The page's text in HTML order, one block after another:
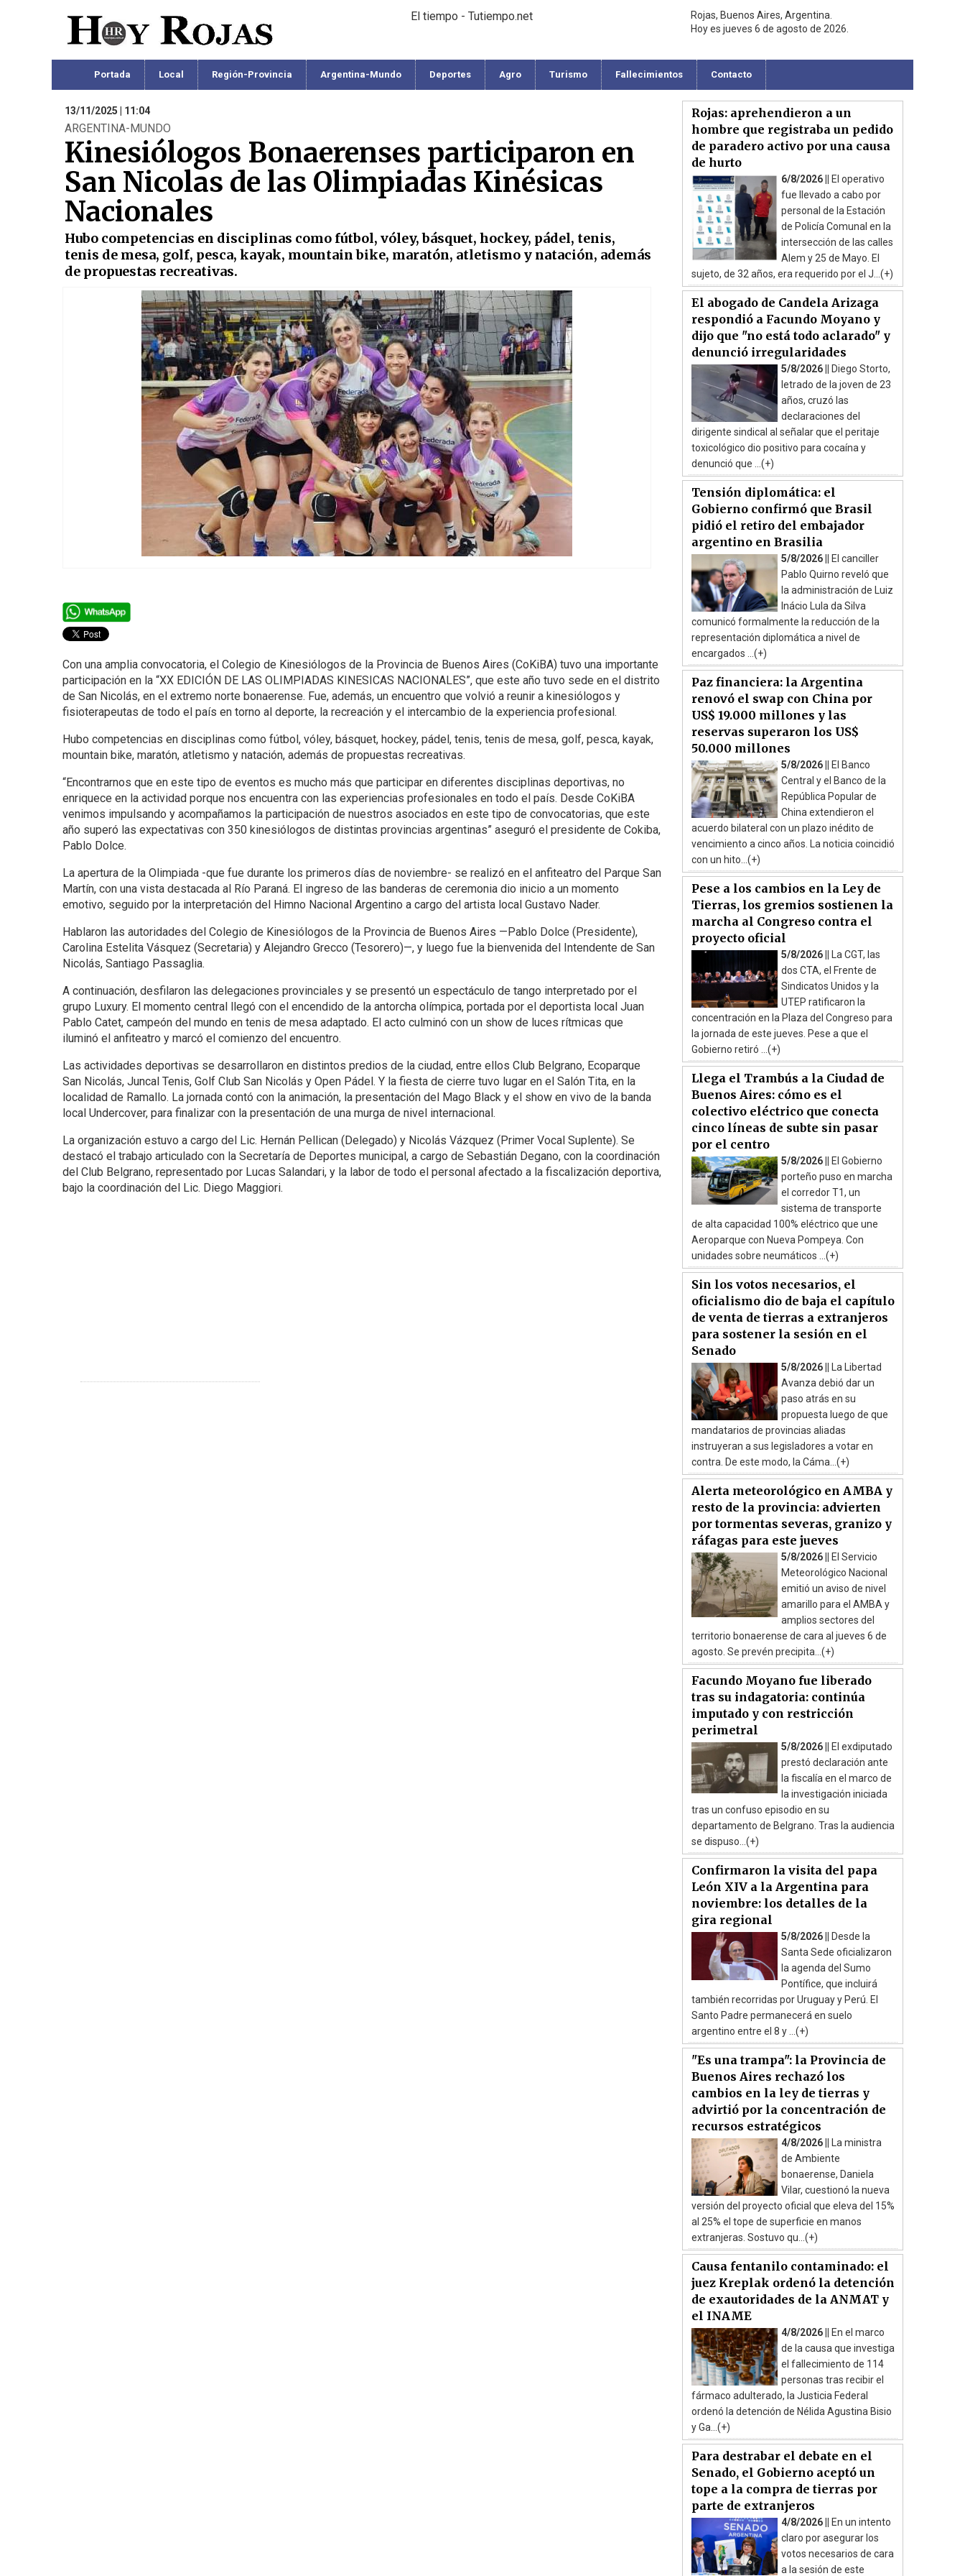
El tiempo - Tutiempo.net
Rojas, Buenos Aires, Argentina.
Hoy es jueves 6 de agosto de 2026.
Portada Local Región-Provincia Argentina-Mundo Deportes Agro Turismo Fallecimientos Contacto
13/11/2025 | 11:04
ARGENTINA-MUNDO
Kinesiólogos Bonaerenses participaron en
San Nicolas de las Olimpiadas Kinésicas
Nacionales
Hubo competencias en disciplinas como fútbol, vóley, básquet, hockey, pádel, tenis,
tenis de mesa, golf, pesca, kayak, mountain bike, maratón, atletismo y natación, además
de propuestas recreativas.
Con una amplia convocatoria, el Colegio de Kinesiólogos de la Provincia de Buenos Aires (CoKiBA) tuvo una importante
participación en la “XX EDICIÓN DE LAS OLIMPIADAS KINESICAS NACIONALES”, que este año tuvo sede en el distrito
de San Nicolás, en el extremo norte bonaerense. Fue, además, un encuentro que volvió a reunir a kinesiólogos y
fisioterapeutas de todo el país en torno al deporte, la recreación y el intercambio de la experiencia profesional.
Hubo competencias en disciplinas como fútbol, vóley, básquet, hockey, pádel, tenis, tenis de mesa, golf, pesca, kayak,
mountain bike, maratón, atletismo y natación, además de propuestas recreativas.
“Encontrarnos que en este tipo de eventos es mucho más que participar en diferentes disciplinas deportivas, no
enriquece en la actividad porque nos encuentra con las experiencias profesionales en todo el país. Desde CoKiBA
venimos impulsando y acompañamos la participación de nuestros asociados en este tipo de convocatorias, que este
año superó las expectativas con 350 kinesiólogos de distintas provincias argentinas” aseguró el presidente de Cokiba,
Pablo Dolce.
La apertura de la Olimpiada -que fue durante los primeros días de noviembre- se realizó en el anfiteatro del Parque San
Martín, con una vista destacada al Río Paraná. El ingreso de las banderas de ceremonia dio inicio a un momento
emotivo, seguido por la interpretación del Himno Nacional Argentino a cargo del artista local Gustavo Nader.
Hablaron las autoridades del Colegio de Kinesiólogos de la Provincia de Buenos Aires —Pablo Dolce (Presidente),
Carolina Estelita Vásquez (Secretaria) y Alejandro Grecco (Tesorero)—, y luego fue la bienvenida del Intendente de San
Nicolás, Santiago Passaglia.
A continuación, desfilaron las delegaciones provinciales y se presentó un espectáculo de tango interpretado por el
grupo Luxury. El momento central llegó con el encendido de la antorcha olímpica, portada por el deportista local Juan
Pablo Catet, campeón del mundo en tenis de mesa adaptado. El acto culminó con un show de luces rítmicas que
iluminó el anfiteatro y marcó el comienzo del encuentro.
Las actividades deportivas se desarrollaron en distintos predios de la ciudad, entre ellos Club Belgrano, Ecoparque
San Nicolás, Juncal Tenis, Golf Club San Nicolás y Open Pádel. Y la fiesta de cierre tuvo lugar en el Salón Tita, en la
localidad de Ramallo. La jornada contó con la animación, la presentación del Mago Black y el show en vivo de la banda
local Undercover, para finalizar con la presentación de una murga de nivel internacional.
La organización estuvo a cargo del Lic. Hernán Pellican (Delegado) y Nicolás Vázquez (Primer Vocal Suplente). Se
destacó el trabajo articulado con la Secretaría de Deportes municipal, a cargo de Sebastián Degano, con la coordinación
del Club Belgrano, representado por Lucas Salandari, y la labor de todo el personal afectado a la fiscalización deportiva,
bajo la coordinación del Lic. Diego Maggiori.
Rojas: aprehendieron a un
hombre que registraba un pedido
de paradero activo por una causa
de hurto
6/8/2026 ||
El operativo
fue llevado a cabo por
personal de la Estación
de Policía Comunal en la
intersección de las calles
Alem y 25 de Mayo. El
sujeto, de 32 años, era requerido por el J...(+)
El abogado de Candela Arizaga
respondió a Facundo Moyano y
dijo que "no está todo aclarado" y
denunció irregularidades
5/8/2026 ||
Diego Storto,
letrado de la joven de 23
años, cruzó las
declaraciones del
dirigente sindical al señalar que el peritaje
toxicológico dio positivo para cocaína y
denunció que ...(+)
Tensión diplomática: el
Gobierno confirmó que Brasil
pidió el retiro del embajador
argentino en Brasilia
5/8/2026 ||
El canciller
Pablo Quirno reveló que
la administración de Luiz
Inácio Lula da Silva
comunicó formalmente la reducción de la
representación diplomática a nivel de
encargados ...(+)
Paz financiera: la Argentina
renovó el swap con China por
US$ 19.000 millones y las
reservas superaron los US$
50.000 millones
5/8/2026 ||
El Banco
Central y el Banco de la
República Popular de
China extendieron el
acuerdo bilateral con un plazo inédito de
vencimiento a cinco años. La noticia coincidió
con un hito...(+)
Pese a los cambios en la Ley de
Tierras, los gremios sostienen la
marcha al Congreso contra el
proyecto oficial
5/8/2026 ||
La CGT, las
dos CTA, el Frente de
Sindicatos Unidos y la
UTEP ratificaron la
concentración en la Plaza del Congreso para
la jornada de este jueves. Pese a que el
Gobierno retiró ...(+)
Llega el Trambús a la Ciudad de
Buenos Aires: cómo es el
colectivo eléctrico que conecta
cinco líneas de subte sin pasar
por el centro
5/8/2026 ||
El Gobierno
porteño puso en marcha
el corredor T1, un
sistema de transporte
de alta capacidad 100% eléctrico que une
Aeroparque con Nueva Pompeya. Con
unidades sobre neumáticos ...(+)
Sin los votos necesarios, el
oficialismo dio de baja el capítulo
de venta de tierras a extranjeros
para sostener la sesión en el
Senado
5/8/2026 ||
La Libertad
Avanza debió dar un
paso atrás en su
propuesta luego de que
mandatarios de provincias aliadas
instruyeran a sus legisladores a votar en
contra. De este modo, la Cáma...(+)
Alerta meteorológico en AMBA y
resto de la provincia: advierten
por tormentas severas, granizo y
ráfagas para este jueves
5/8/2026 ||
El Servicio
Meteorológico Nacional
emitió un aviso de nivel
amarillo para el AMBA y
amplios sectores del
territorio bonaerense de cara al jueves 6 de
agosto. Se prevén precipita...(+)
Facundo Moyano fue liberado
tras su indagatoria: continúa
imputado y con restricción
perimetral
5/8/2026 ||
El exdiputado
prestó declaración ante
la fiscalía en el marco de
la investigación iniciada
tras un confuso episodio en su
departamento de Belgrano. Tras la audiencia
se dispuso...(+)
Confirmaron la visita del papa
León XIV a la Argentina para
noviembre: los detalles de la
gira regional
5/8/2026 ||
Desde la
Santa Sede oficializaron
la agenda del Sumo
Pontífice, que incluirá
también recorridas por Uruguay y Perú. El
Santo Padre permanecerá en suelo
argentino entre el 8 y ...(+)
"Es una trampa": la Provincia de
Buenos Aires rechazó los
cambios en la ley de tierras y
advirtió por la concentración de
recursos estratégicos
4/8/2026 ||
La ministra
de Ambiente
bonaerense, Daniela
Vilar, cuestionó la nueva
versión del proyecto oficial que eleva del 15%
al 25% el tope de superficie en manos
extranjeras. Sostuvo qu...(+)
Causa fentanilo contaminado: el
juez Kreplak ordenó la detención
de exautoridades de la ANMAT y
el INAME
4/8/2026 ||
En el marco
de la causa que investiga
el fallecimiento de 114
personas tras recibir el
fármaco adulterado, la Justicia Federal
ordenó la detención de Nélida Agustina Bisio
y Ga...(+)
Para destrabar el debate en el
Senado, el Gobierno aceptó un
tope a la compra de tierras por
parte de extranjeros
4/8/2026 ||
En un intento
claro por asegurar los
votos necesarios de cara
a la sesión de este